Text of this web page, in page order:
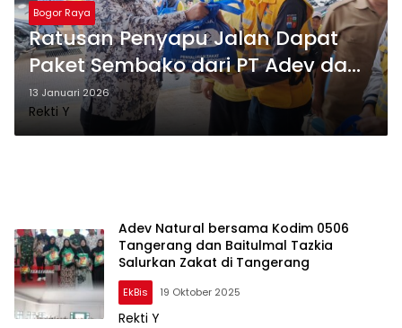
Bogor Raya
Ratusan Penyapu Jalan Dapat
Paket Sembako dari PT Adev dan
Baitulmal Tazkia
13 Januari 2026
Rekti Y
Adev Natural bersama Kodim 0506
Tangerang dan Baitulmal Tazkia
Salurkan Zakat di Tangerang
EkBis 19 Oktober 2025
Rekti Y